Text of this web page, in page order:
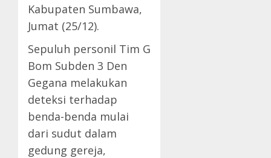
Kabupaten Sumbawa,
Jumat (25/12).
Sepuluh personil Tim G
Bom Subden 3 Den
Gegana melakukan
deteksi terhadap
benda-benda mulai
dari sudut dalam
gedung gereja,